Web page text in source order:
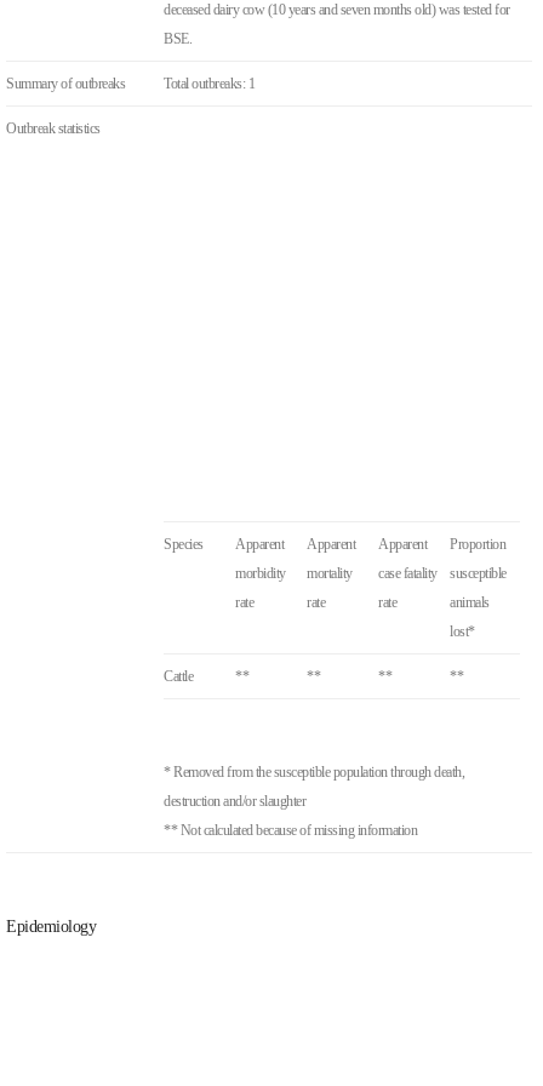
deceased dairy cow (10 years and seven months old) was tested for
BSE.
Summary of outbreaks Total outbreaks: 1
Outbreak statistics
Species
Apparent
morbidity
rate
Apparent
mortality
rate
Apparent
case fatality
rate
Proportion
susceptible
animals
lost*
Cattle ** ** ** **
* Removed from the susceptible population through death,
destruction and/or slaughter
** Not calculated because of missing information
Epidemiology